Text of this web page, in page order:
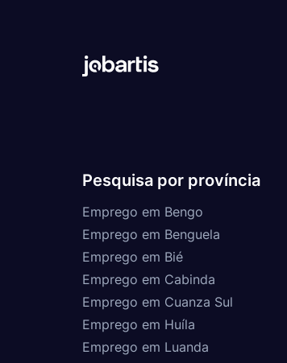
Pesquisa por província
Emprego em Bengo
Emprego em Benguela
Emprego em Bié
Emprego em Cabinda
Emprego em Cuanza Sul
Emprego em Huíla
Emprego em Luanda